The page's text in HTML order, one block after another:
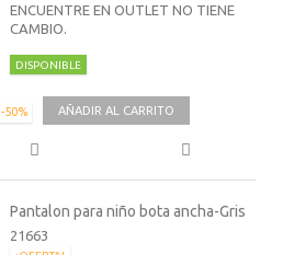
ENCUENTRE EN OUTLET NO TIENE
CAMBIO.
DISPONIBLE
-50% AÑADIR AL CARRITO
Pantalon para niño bota ancha-Gris
21663